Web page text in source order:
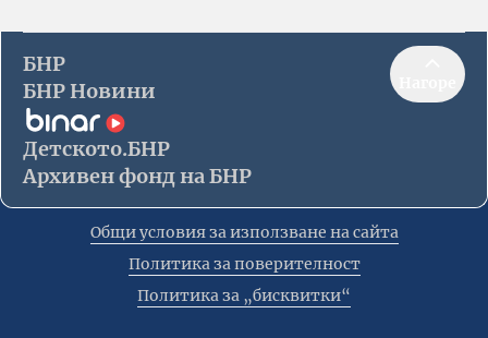
БНР
БНР Новини
Детското.БНР
Архивен фонд на БНР
Общи условия за използване на сайта
Политика за поверителност
Политика за „бисквитки“